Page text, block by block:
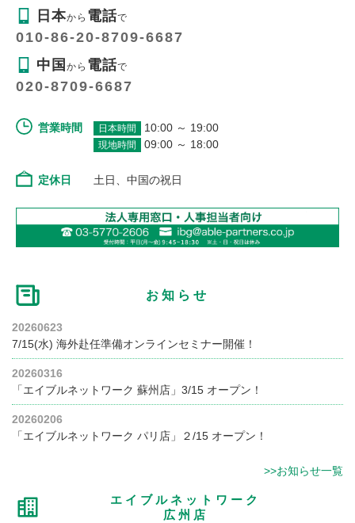
日本から 電話で
010-86-20-8709-6687
中国から 電話で
020-8709-6687
営業時間 日本時間 10:00 ～ 19:00
現地時間 09:00 ～ 18:00
定休日 土日、中国の祝日
お知らせ
20260623
7/15(水) 海外赴任準備オンラインセミナー開催！
20260316
「エイブルネットワーク 蘇州店」3/15 オープン！
20260206
「エイブルネットワーク パリ店」２/15 オープン！
>>お知らせ一覧
エイブルネットワーク
広州店